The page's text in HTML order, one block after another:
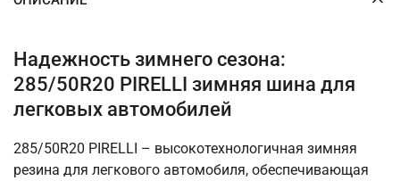
Надежность зимнего сезона:
285/50R20 PIRELLI зимняя шина для
легковых автомобилей
285/50R20 PIRELLI – высокотехнологичная зимняя
резина для легкового автомобиля, обеспечивающая